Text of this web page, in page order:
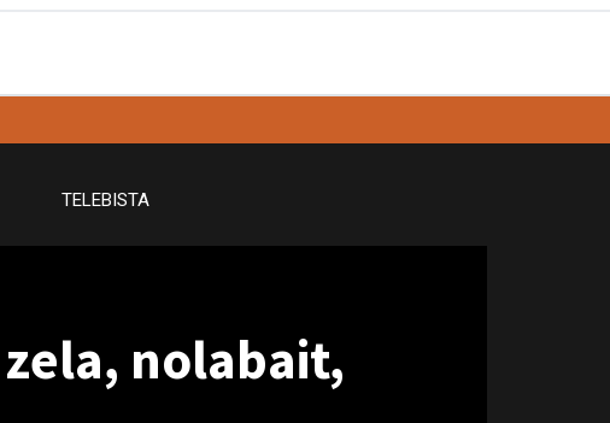
TELEBISTA
nolabait,